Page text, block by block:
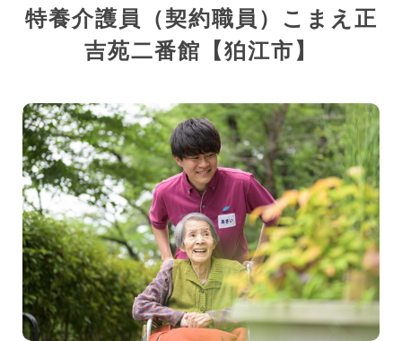
特養介護員（契約職員）こまえ正
吉苑二番館【狛江市】